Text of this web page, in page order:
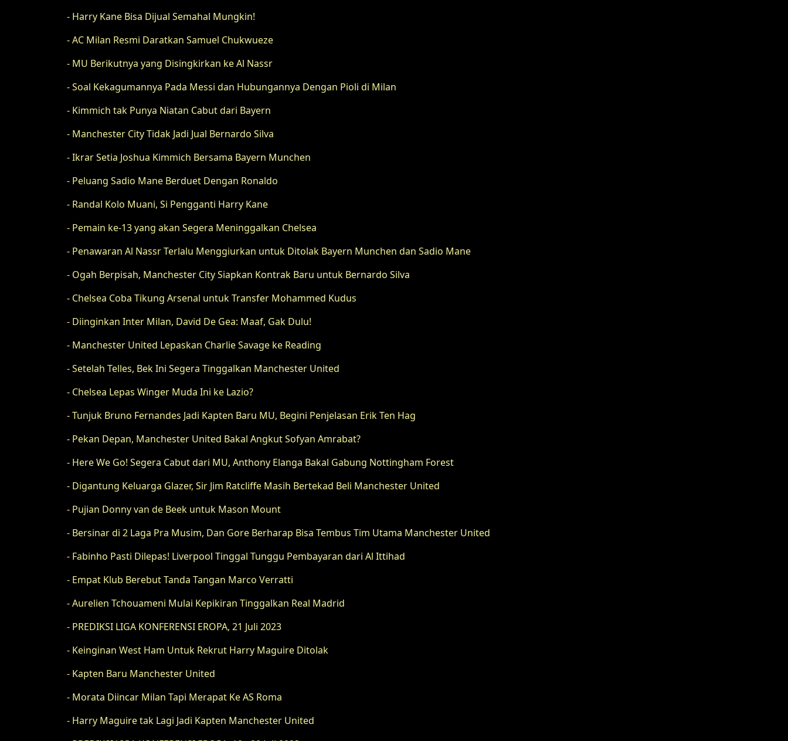
- Harry Kane Bisa Dijual Semahal Mungkin!
- AC Milan Resmi Daratkan Samuel Chukwueze
- MU Berikutnya yang Disingkirkan ke Al Nassr
- Soal Kekagumannya Pada Messi dan Hubungannya Dengan Pioli di Milan
- Kimmich tak Punya Niatan Cabut dari Bayern
- Manchester City Tidak Jadi Jual Bernardo Silva
- Ikrar Setia Joshua Kimmich Bersama Bayern Munchen
- Peluang Sadio Mane Berduet Dengan Ronaldo
- Randal Kolo Muani, Si Pengganti Harry Kane
- Pemain ke-13 yang akan Segera Meninggalkan Chelsea
- Penawaran Al Nassr Terlalu Menggiurkan untuk Ditolak Bayern Munchen dan Sadio Mane
- Ogah Berpisah, Manchester City Siapkan Kontrak Baru untuk Bernardo Silva
- Chelsea Coba Tikung Arsenal untuk Transfer Mohammed Kudus
- Diinginkan Inter Milan, David De Gea: Maaf, Gak Dulu!
- Manchester United Lepaskan Charlie Savage ke Reading
- Setelah Telles, Bek Ini Segera Tinggalkan Manchester United
- Chelsea Lepas Winger Muda Ini ke Lazio?
- Tunjuk Bruno Fernandes Jadi Kapten Baru MU, Begini Penjelasan Erik Ten Hag
- Pekan Depan, Manchester United Bakal Angkut Sofyan Amrabat?
- Here We Go! Segera Cabut dari MU, Anthony Elanga Bakal Gabung Nottingham Forest
- Digantung Keluarga Glazer, Sir Jim Ratcliffe Masih Bertekad Beli Manchester United
- Pujian Donny van de Beek untuk Mason Mount
- Bersinar di 2 Laga Pra Musim, Dan Gore Berharap Bisa Tembus Tim Utama Manchester United
- Fabinho Pasti Dilepas! Liverpool Tinggal Tunggu Pembayaran dari Al Ittihad
- Empat Klub Berebut Tanda Tangan Marco Verratti
- Aurelien Tchouameni Mulai Kepikiran Tinggalkan Real Madrid
- PREDIKSI LIGA KONFERENSI EROPA, 21 Juli 2023
- Keinginan West Ham Untuk Rekrut Harry Maguire Ditolak
- Kapten Baru Manchester United
- Morata Diincar Milan Tapi Merapat Ke AS Roma
- Harry Maguire tak Lagi Jadi Kapten Manchester United